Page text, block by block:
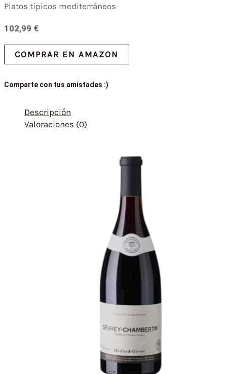
Platos típicos mediterráneos
102,99 €
COMPRAR EN AMAZON
Comparte con tus amistades :)
Descripción
Valoraciones (0)